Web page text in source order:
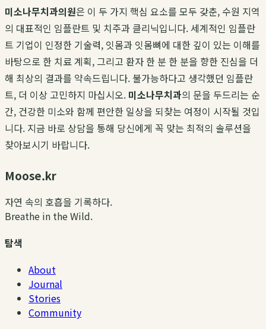
미소나무치과의원은 이 두 가지 핵심 요소를 모두 갖춘, 수원 지역
의 대표적인 임플란트 및 치주과 클리닉입니다. 세계적인 임플란
트 기업이 인정한 기술력, 잇몸과 잇몸뼈에 대한 깊이 있는 이해를
바탕으로 한 치료 계획, 그리고 환자 한 분 한 분을 향한 진심을 더
해 최상의 결과를 약속드립니다. 불가능하다고 생각했던 임플란
트, 더 이상 고민하지 마십시오. 미소나무치과의 문을 두드리는 순
간, 건강한 미소와 함께 편안한 일상을 되찾는 여정이 시작될 것입
니다. 지금 바로 상담을 통해 당신에게 꼭 맞는 최적의 솔루션을
찾아보시기 바랍니다.
Moose.kr
자연 속의 호흡을 기록하다.
Breathe in the Wild.
탐색
About
Journal
Stories
Community